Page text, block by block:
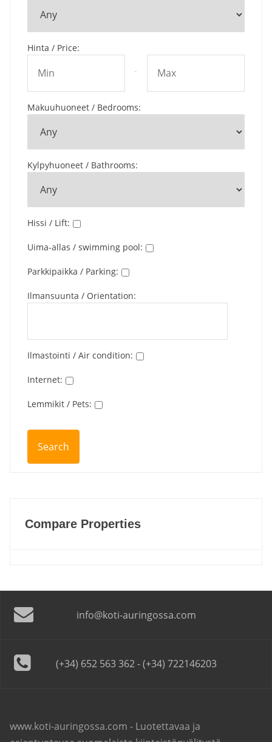
Hinta / Price:
-
Makuuhuoneet / Bedrooms:
Kylpyhuoneet / Bathrooms:
Hissi / Lift:
Uima-allas / swimming pool:
Parkkipaikka / Parking:
Ilmansuunta / Orientation:
Ilmastointi / Air condition:
Internet:
Lemmikit / Pets:
Compare Properties
info@koti-auringossa.com
(+34) 652 563 362 - (+34) 722146203
www.koti-auringossa.com - Luotettavaa ja